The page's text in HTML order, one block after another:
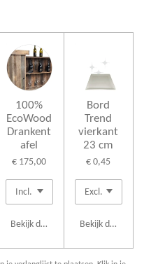
100%
EcoWood
Drankent
afel
€ 175,00
Bekijk details
Bord
Trend
vierkant
23 cm
€ 0,45
Bekijk details